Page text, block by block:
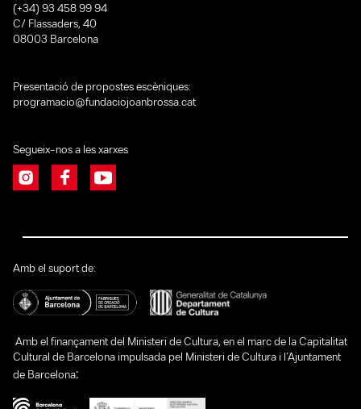
(+34) 93 458 99 94
C/ Flassaders, 40
08003 Barcelona
Presentació de propostes escèniques:
programacio@fundaciojoanbrossa.cat
Segueix-nos a les xarxes
Amb el suport de:
Amb el finançament del Ministeri de Cultura, en el marc de la Capitalitat
Cultural de Barcelona impulsada pel Ministeri de Cultura i l’Ajuntament
de Barcelona: